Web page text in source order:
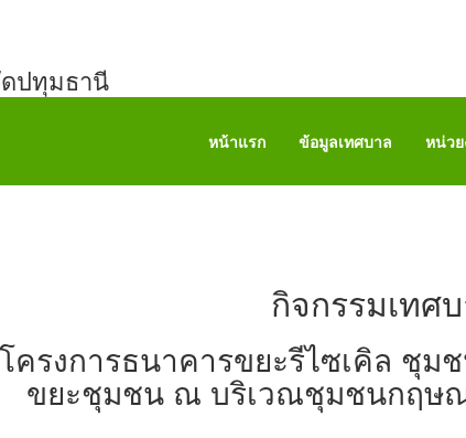
ปทุมธานี
หน้าแรก ข้อมูลเทศบาล หน่ว
กิจกรรมเทศ
โครงการธนาคารขยะรีไซเคิล ชุม
ขยะชุมชน ณ บริเวณชุมชนกฤษ